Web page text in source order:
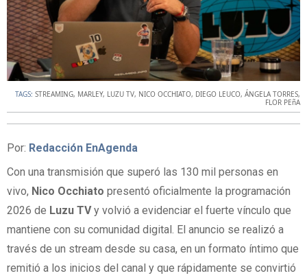
TAGS: STREAMING, MARLEY, LUZU TV, NICO OCCHIATO, DIEGO LEUCO, ÁNGELA TORRES,
FLOR PEñA
Por: Redacción EnAgenda
Con una transmisión que superó las 130 mil personas en
vivo, Nico Occhiato presentó oficialmente la programación
2026 de Luzu TVy volvió a evidenciar el fuerte vínculo que
mantiene con su comunidad digital. El anuncio se realizó a
través de un stream desde su casa, en un formato íntimo que
remitió a los inicios del canal y que rápidamente se convirtió